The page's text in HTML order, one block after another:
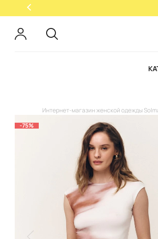
Интернет-магазин женской одежды
-75%